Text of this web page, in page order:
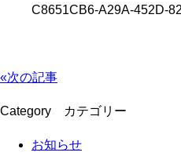
C8651CB6-A29A-452D-
«次の記事
Category カテゴリー
お知らせ